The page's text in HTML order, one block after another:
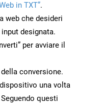
in TXT”.
web che desideri
designata.
per avviare il
conversione.
una volta
questi